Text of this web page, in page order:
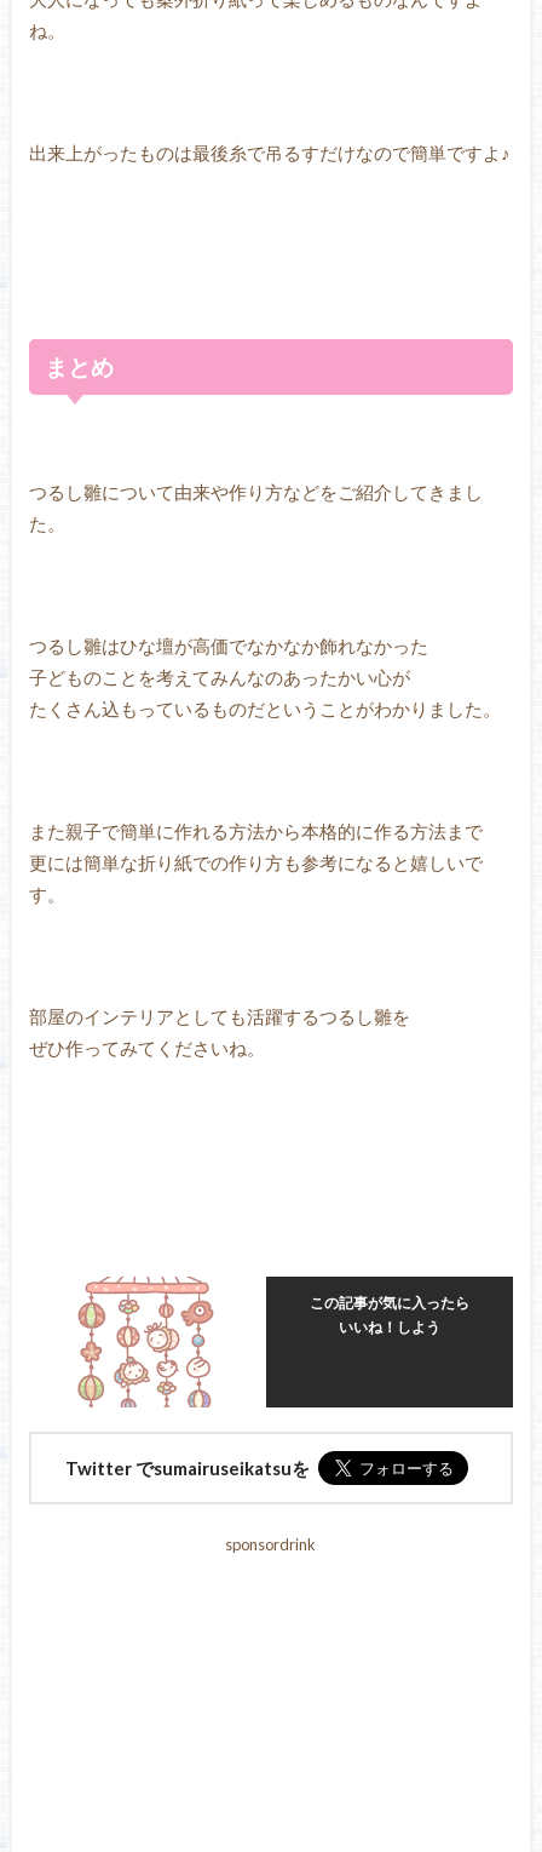
ね。
出来上がったものは最後糸で吊るすだけなので簡単ですよ♪
まとめ
つるし雛について由来や作り方などをご紹介してきまし
た。
つるし雛はひな壇が高価でなかなか飾れなかった
子どものことを考えてみんなのあったかい心が
たくさん込もっているものだということがわかりました。
また親子で簡単に作れる方法から本格的に作る方法まで
更には簡単な折り紙での作り方も参考になると嬉しいで
す。
部屋のインテリアとしても活躍するつるし雛を
ぜひ作ってみてくださいね。
この記事が気に入ったら
いいね！しよう
Twitter でsumairuseikatsuを
sponsordrink